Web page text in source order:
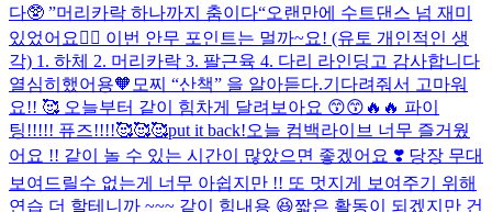
다🥸 ”머리카락 하나까지 춤이다“오랜만에 수트댄스 넘 재미
있었어요🕴🏻 이번 안무 포인트는 멀까~요! (유토 개인적인 생
각) 1. 하체 2. 머리카락 3. 팔근육 4. 다리 라인딩고 감사합니다
열심히했어용🧡 모찌 “산책” 을 알아듣다.기다려줘서 고마워
요!! 🥰 오늘부터 같이 힘차게 달려보아요 😙😙🔥🔥 파이
팅!!!!! 퓨즈!!!!🥰🥰🥰put it back!오늘 컴백라이브 너무 즐거웠
어요 !! 같이 놀 수 있는 시간이 많았으면 좋겠어요 ❣️ 당장 무대
보여드릴수 없는게 너무 아쉽지만 !! 또 멋지게 보여주기 위해
연습 더 할테니까 ~~~ 같이 힘내용 😆짧은 활동이 되겠지만 건